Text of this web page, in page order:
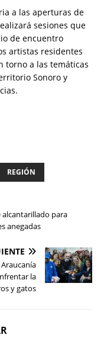
a las aperturas de
sesiones que
de encuentro
artistas residentes
torno a las temáticas
Sonoro y
REGIÓN
alcantarillado para
anegadas
la
y gatos